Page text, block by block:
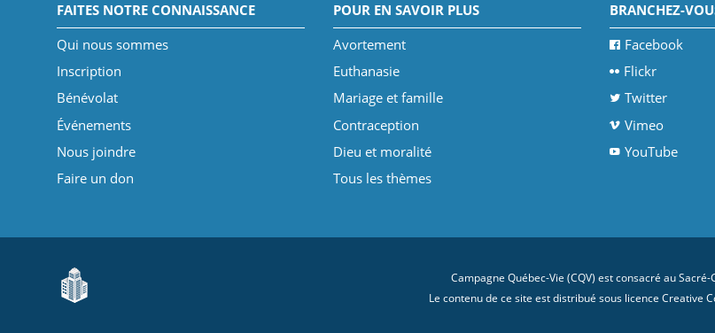
FAITES NOTRE CONNAISSANCE
Qui nous sommes
Inscription
Bénévolat
Événements
Nous joindre
Faire un don
POUR EN SAVOIR PLUS
Avortement
Euthanasie
Mariage et famille
Contraception
Dieu et moralité
Tous les thèmes
BRANCHEZ-
Facebook
Flickr
Twitter
Vimeo
YouTube
Campagne Québec-Vie (CQV) est consacré au
Le contenu de ce site est distribué sous licenceCreative